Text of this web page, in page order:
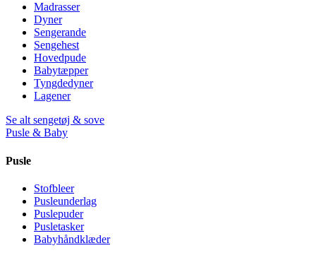
Madrasser
Dyner
Sengerande
Sengehest
Hovedpude
Babytæpper
Tyngdedyner
Lagener
Se alt sengetøj & sove
Pusle & Baby
Pusle
Stofbleer
Pusleunderlag
Puslepuder
Pusletasker
Babyhåndklæder